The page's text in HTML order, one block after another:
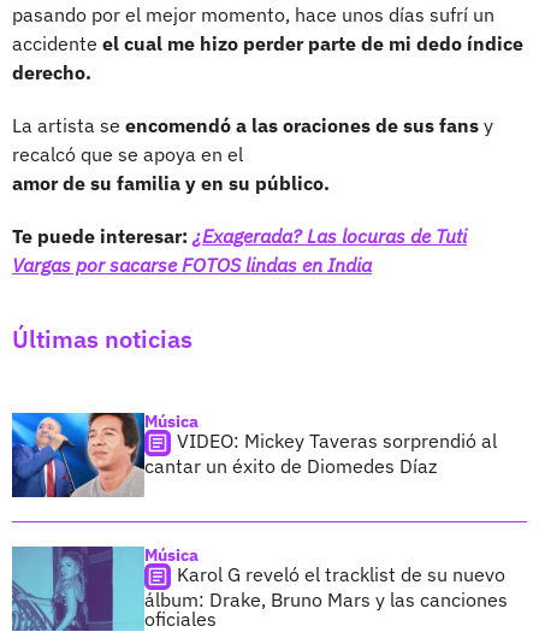
pasando por el mejor momento, hace unos días sufrí un
accidente el cual me hizo perder parte de mi dedo índice
derecho.
La artista se encomendó a las oraciones de sus fans y
recalcó que se apoya en el
amor de su familia y en su público.
Te puede interesar: ¿Exagerada? Las locuras de Tuti
Vargas por sacarse FOTOS lindas en India
Últimas noticias
Música
VIDEO: Mickey Taveras sorprendió al
cantar un éxito de Diomedes Díaz
Música
Karol G reveló el tracklist de su nuevo
álbum: Drake, Bruno Mars y las canciones
oficiales